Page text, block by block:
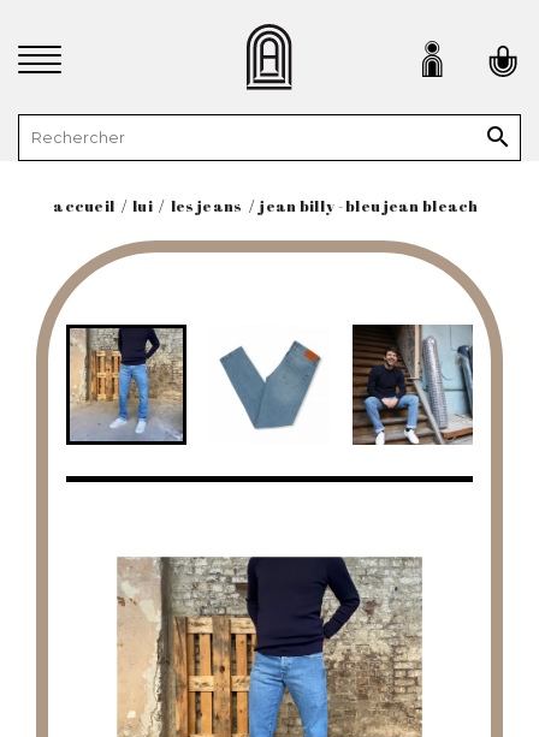

accueil lui les jeans jean billy - bleu jean bleach